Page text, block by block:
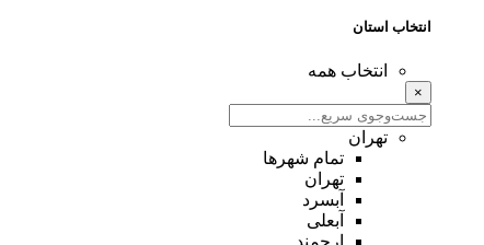
انتخاب استان
انتخاب همه
×
تهران
تمام شهر‌ها
تهران
آبسرد
آبعلی
ارجمند